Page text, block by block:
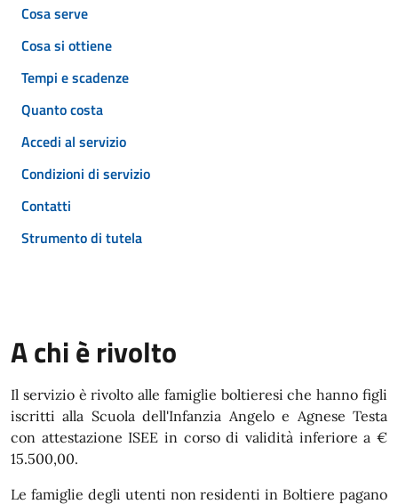
Cosa serve
Cosa si ottiene
Tempi e scadenze
Quanto costa
Accedi al servizio
Condizioni di servizio
Contatti
Strumento di tutela
A chi è rivolto
Il servizio è rivolto alle famiglie boltieresi che hanno figli
iscritti alla Scuola dell'Infanzia Angelo e Agnese Testa
con attestazione ISEE in corso di validità inferiore a €
15.500,00.
Le famiglie degli utenti non residenti in Boltiere pagano